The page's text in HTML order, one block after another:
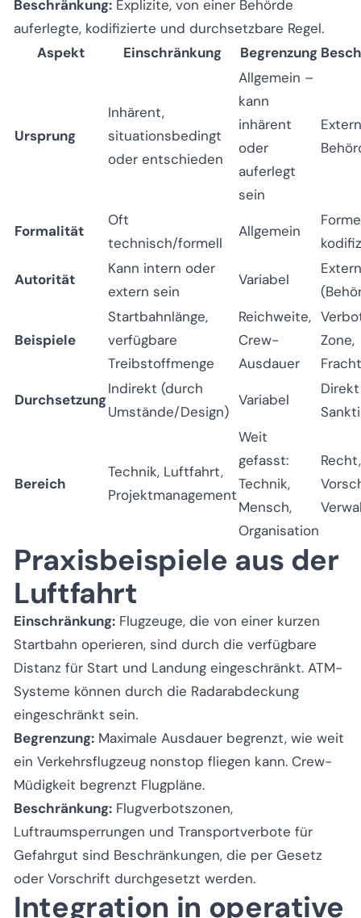
Beschränkung: Explizite, von einer Behörde
auferlegte, kodifizierte und durchsetzbare Regel.
Aspekt
Einschränkung Begrenzung
Ursprung
Inhärent,
situationsbedingt
oder entschieden
Allgemein –
kann
inhärent
oder
auferlegt
sein
Formalität
Oft
technisch/formell
Allgemein
Autorität
Kann intern oder
extern sein
Variabel
Extern
Beispiele
Startbahnlänge,
verfügbare
Treibstoffmenge
Reichweite,
Crew-
Ausdauer
Zone,
Durchsetzung
Indirekt (durch
Umstände/Design)
Variabel
Direkt
Bereich
Technik, Luftfahrt,
Projektmanagement
Weit
gefasst:
Technik,
Mensch,
Organisation
Recht,
Praxisbeispiele aus der
Luftfahrt
Einschränkung: Flugzeuge, die von einer kurzen
Startbahn operieren, sind durch die verfügbare
Distanz für Start und Landung eingeschränkt. ATM-
Systeme können durch die Radarabdeckung
eingeschränkt sein.
Begrenzung: Maximale Ausdauer begrenzt, wie weit
ein Verkehrsflugzeug nonstop fliegen kann. Crew-
Müdigkeit begrenzt Flugpläne.
Beschränkung: Flugverbotszonen,
Luftraumsperrungen und Transportverbote für
Gefahrgut sind Beschränkungen, die per Gesetz
oder Vorschrift durchgesetzt werden.
Integration in operative